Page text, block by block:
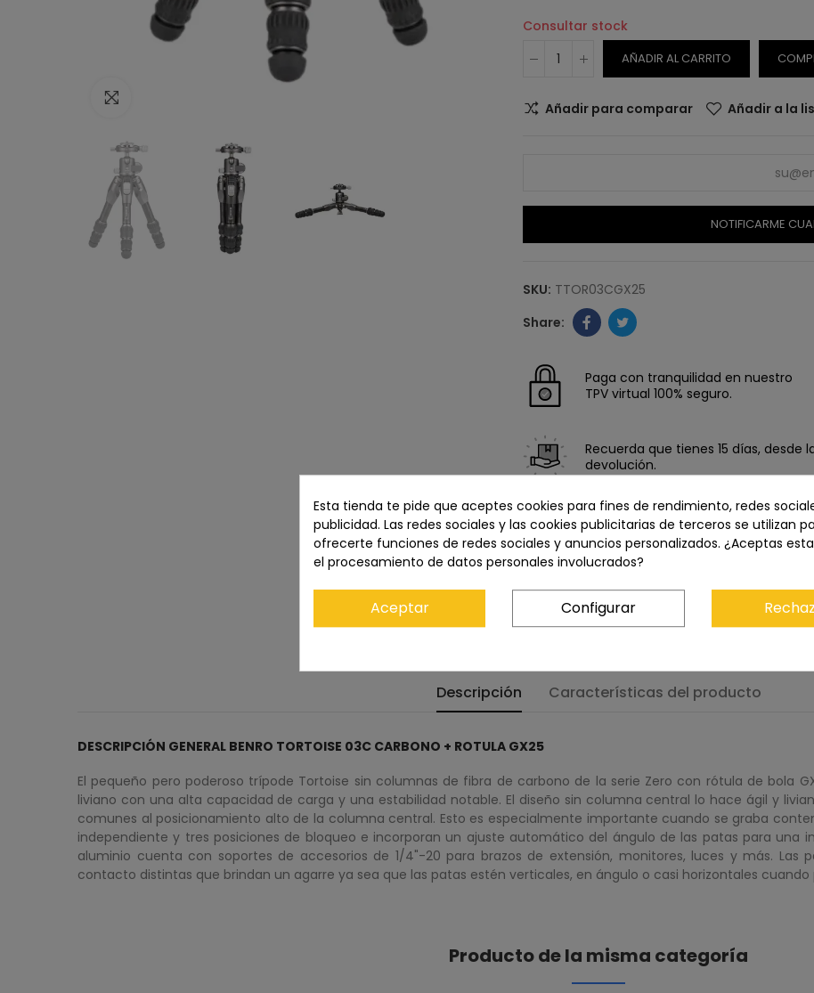
Consultar stock
AÑADIR AL CARRITO
Añadir para comparar Añadir a la
NOTIFICARME
SKU: TTOR03CGX25
Paga con tranquilidad en nuestro
TPV virtual 100% seguro.
Recuerda que tienes 15 días,
devolución.
Descripción Características del producto
DESCRIPCIÓN GENERAL BENRO TORTOISE 03C CARBONO + ROTULA GX25
El pequeño pero poderoso trípode Tortoise sin columnas de fibra de carbono de la serie Zero con rótula de bola
liviano con una alta capacidad de carga y una estabilidad notable. El diseño sin columna central lo hace ágil y
comunes al posicionamiento alto de la columna central. Esto es especialmente importante cuando se graba
independiente y tres posiciones de bloqueo e incorporan un ajuste automático del ángulo de las patas para una
aluminio cuenta con soportes de accesorios de 1/4"-20 para brazos de extensión, monitores, luces y más.
contacto distintas que brindan un agarre ya sea que las patas estén verticales, en ángulo o casi horizontales cuando
Producto de la misma categoría
Esta tienda te pide que aceptes cookies para fines de rendimiento, redes
publicidad. Las redes sociales y las cookies publicitarias de terceros se utilizan
ofrecerte funciones de redes sociales y anuncios personalizados. ¿Aceptas
el procesamiento de datos personales involucrados?
Aceptar Configurar